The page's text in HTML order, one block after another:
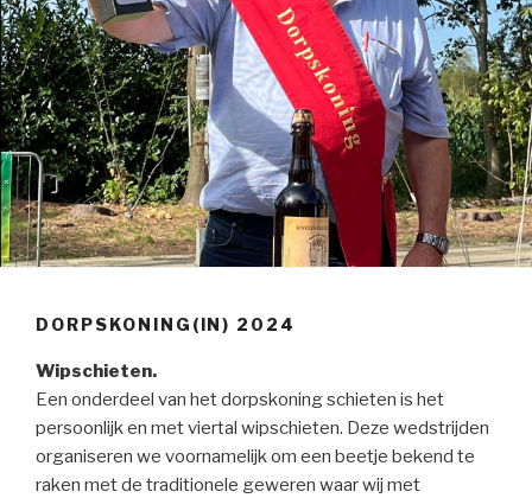
DORPSKONING(IN) 2024
Wipschieten.
Een onderdeel van het dorpskoning schieten is het
persoonlijk en met viertal wipschieten. Deze wedstrijden
organiseren we voornamelijk om een beetje bekend te
raken met de traditionele geweren waar wij met